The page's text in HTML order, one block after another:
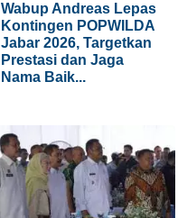
Wabup Andreas Lepas
Kontingen POPWILDA
Jabar 2026, Targetkan
Prestasi dan Jaga
Nama Baik...